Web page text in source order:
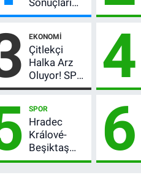
Açıklandı!
TL’lik Çekiliş
EKONOMI
Çitlekçi
Halka Arz
Oluyor! SPK
Onayladı:
Sayısı ve
Talep
Toplama
Tarihi
4
SPOR
Hradec
Králové-
Beşiktaş
maçı hangi
6